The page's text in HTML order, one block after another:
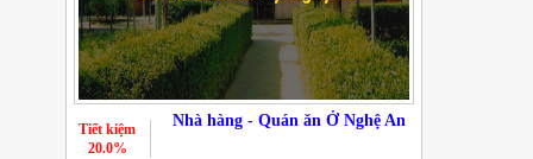
Nhà hàng - Quán ăn Ở Nghệ An
Tiết kiệm
20.0%